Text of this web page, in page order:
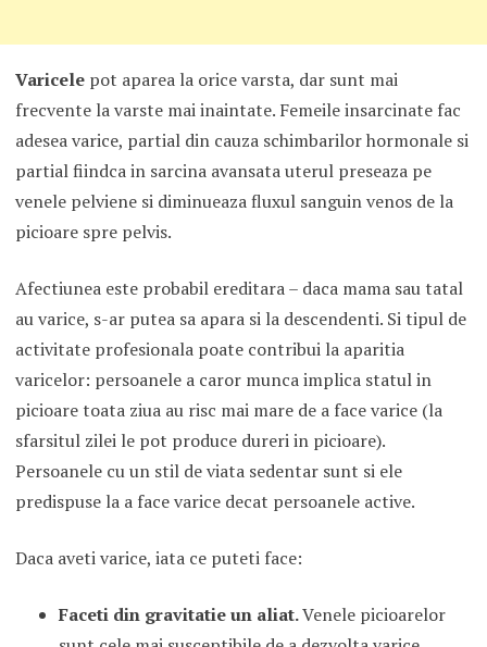
Varicelepot aparea la orice varsta, dar sunt mai
frecvente la varste mai inaintate. Femeile insarcinate fac
adesea varice, partial din cauza schimbarilor hormonale si
partial fiindca in sarcina avansata uterul preseaza pe
venele pelviene si diminueaza fluxul sanguin venos de la
picioare spre pelvis.
Afectiunea este probabil ereditara – daca mama sau tatal
au varice, s-ar putea sa apara si la descendenti. Si tipul de
activitate profesionala poate contribui la aparitia
varicelor: persoanele a caror munca implica statul in
picioare toata ziua au risc mai mare de a face varice (la
sfarsitul zilei le pot produce dureri in picioare).
Persoanele cu un stil de viata sedentar sunt si ele
predispuse la a face varice decat persoanele active.
Daca aveti varice, iata ce puteti face:
Faceti din gravitatie un aliat.Venele picioarelor